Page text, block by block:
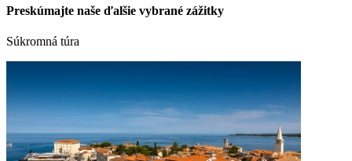
Preskúmajte naše ďalšie vybrané zážitky
Súkromná túra